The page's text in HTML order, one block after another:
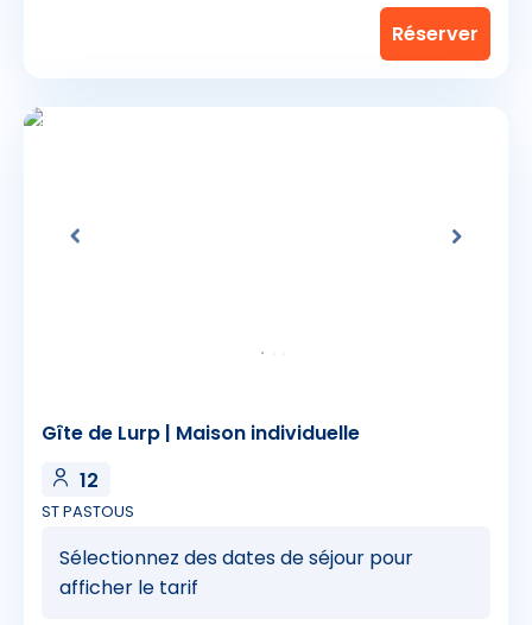
Gîte de Lurp | Maison individuelle
12
ST PASTOUS
Sélectionnez des dates de séjour pour
afficher le tarif